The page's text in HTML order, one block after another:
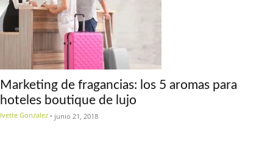
Marketing de fragancias: los 5 aromas para
hoteles boutique de lujo
Ivette Gonzalez - junio 21, 2018